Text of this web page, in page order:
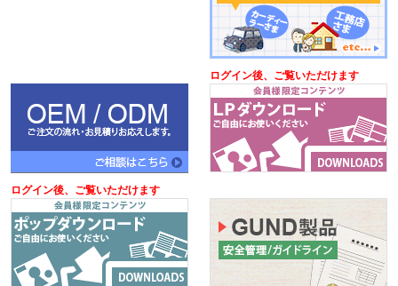
ログイン後、ご覧いただけます
ログイン後、ご覧いただけます